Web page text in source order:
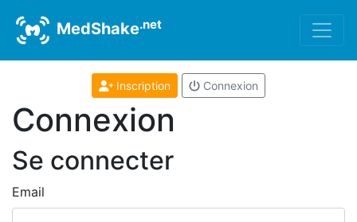
MedShake.net
Inscription Connexion
Connexion
Se connecter
Email